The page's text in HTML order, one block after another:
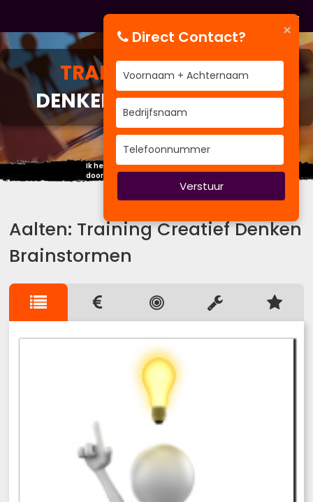
TRAININGCREATIEF
DENKEN BRAINSTORMEN
Ik heb in mijn leven meer geleerd
door te luisteren dan door te spreken.
Aalten: Training Creatief Denken
Brainstormen
×
Direct Contact?
Verstuur